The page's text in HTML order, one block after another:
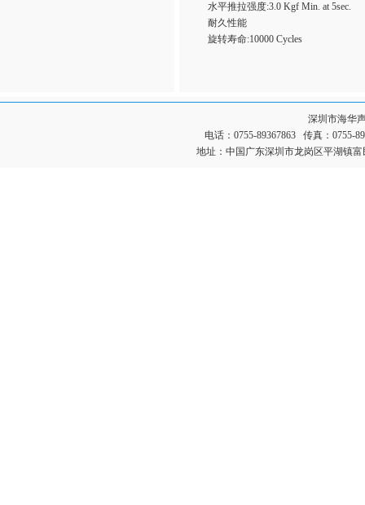
水平推拉强度:3.0 Kgf Min. at 5sec.
耐久性能
旋转寿命:10000 Cycles
深圳市海华
电话：0755-89367863 传真：0755-
地址：中国广东深圳市龙岗区平湖镇